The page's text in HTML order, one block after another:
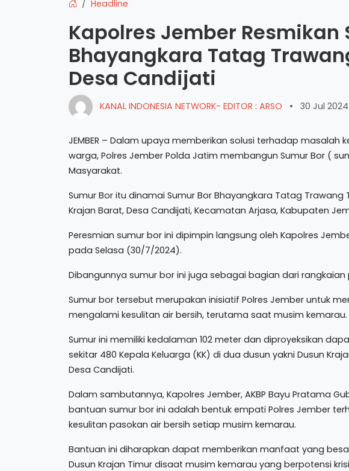
Headline
Kapolres Jember Resmikan
Bhayangkara Tatag
Desa Candijati
KANAL INDONESIA NETWORK- EDITOR : ARSO • 30 Jul 2024
JEMBER – Dalam upaya memberikan solusi terhadap masalah
warga, Polres Jember Polda Jatim membangun Sumur Bor (
Masyarakat.
Sumur Bor itu dinamai Sumur Bor Bhayangkara Tatag
Krajan Barat, Desa Candijati, Kecamatan Arjasa, Kabupaten
Peresmian sumur bor ini dipimpin langsung oleh Kapolres
pada Selasa (30/7/2024).
Dibangunnya sumur bor ini juga sebagai bagian dari
Sumur bor tersebut merupakan inisiatif Polres Jember untuk
mengalami kesulitan air bersih, terutama saat musim kemarau.
Sumur ini memiliki kedalaman 102 meter dan diproyeksikan
sekitar 480 Kepala Keluarga (KK) di dua dusun yakni Dusun
Desa Candijati.
Dalam sambutannya, Kapolres Jember, AKBP Bayu Pratama
bantuan sumur bor ini adalah bentuk empati Polres Jember
kesulitan pasokan air bersih setiap musim kemarau.
Bantuan ini diharapkan dapat memberikan manfaat yang
Dusun Krajan Timur disaat musim kemarau yang berpotensi